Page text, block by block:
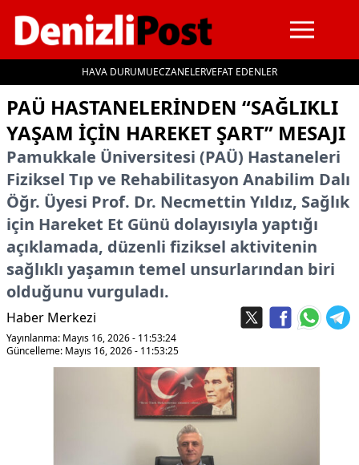
HAVA DURUMUECZANELERVEFAT EDENLER
İçeriğe geç
PAÜ HASTANELERINDEN “SAĞLIKLI
YAŞAM İÇIN HAREKET ŞART” MESAJI
Pamukkale Üniversitesi (PAÜ) Hastaneleri
Fiziksel Tıp ve Rehabilitasyon Anabilim Dalı
Öğr. Üyesi Prof. Dr. Necmettin Yıldız, Sağlık
için Hareket Et Günü dolayısıyla yaptığı
açıklamada, düzenli fiziksel aktivitenin
sağlıklı yaşamın temel unsurlarından biri
olduğunu vurguladı.
Haber Merkezi
Yayınlanma: Mayıs 16, 2026 - 11:53:24
Güncelleme: Mayıs 16, 2026 - 11:53:25